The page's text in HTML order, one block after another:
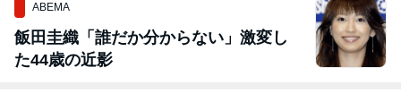
ABEMA
飯田圭織「誰だか分からない」激変し
た44歳の近影